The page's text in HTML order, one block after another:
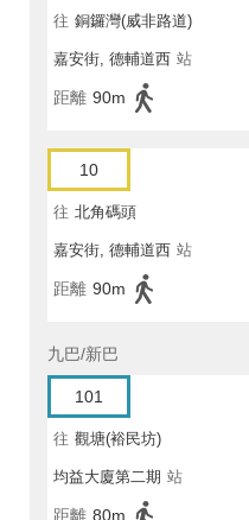
往 銅鑼灣(威非路道)
嘉安街, 德輔道西 站
距離 90m
10
往 北角碼頭
嘉安街, 德輔道西 站
距離 90m
九巴/新巴
101
往 觀塘(裕民坊)
均益大廈第二期 站
距離 80m